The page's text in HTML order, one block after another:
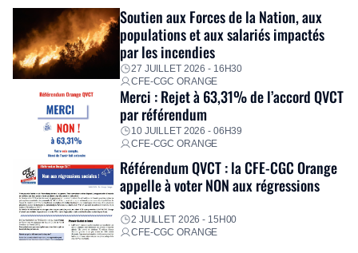
Fidèle à sa mission d’utilité sociale, le Groupe mobilise
immédiatement ses équipes afin de proposer un diagnostic
personnalisé, des aides financières pour faire face aux
premières dépenses, […]
Soutien aux Forces de la Nation, aux
populations et aux salariés impactés
par les incendies
27 JUILLET 2026 - 16H30
CFE-CGC ORANGE
Merci : Rejet à 63,31% de l’accord QVCT
par référendum
10 JUILLET 2026 - 06H39
CFE-CGC ORANGE
Référendum QVCT : la CFE-CGC Orange
appelle à voter NON aux régressions
sociales
2 JUILLET 2026 - 15H00
CFE-CGC ORANGE